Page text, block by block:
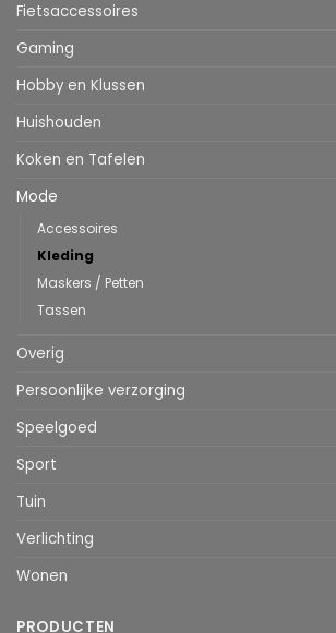
Fietsaccessoires
Gaming
Hobby en Klussen
Huishouden
Koken en Tafelen
Mode
Accessoires
Kleding
Maskers / Petten
Tassen
Overig
Persoonlijke verzorging
Speelgoed
Sport
Tuin
Verlichting
Wonen
PRODUCTEN